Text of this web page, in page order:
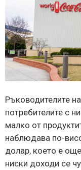
Ръководителите
потребителите с
малко от
наблюдава по-
долар, което е
ниски доходи се